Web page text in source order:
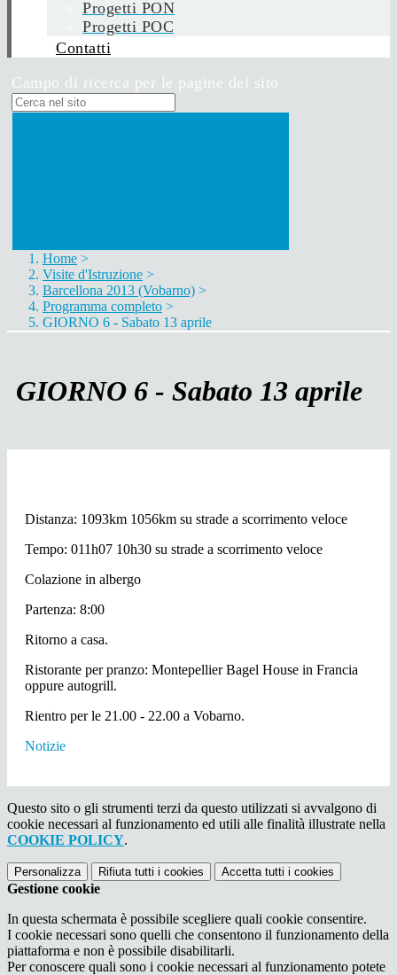
Progetti PON
Progetti POC
Contatti
Campo di ricerca per le pagine del sito
Home >
Visite d'Istruzione >
Barcellona 2013 (Vobarno) >
Programma completo >
GIORNO 6 - Sabato 13 aprile
GIORNO 6 - Sabato 13 aprile
Distanza: 1093km 1056km su strade a scorrimento veloce
Tempo: 011h07 10h30 su strade a scorrimento veloce
Colazione in albergo
Partenza: 8:00
Ritorno a casa.
Ristorante per pranzo: Montepellier Bagel House in Francia
oppure autogrill.
Rientro per le 21.00 - 22.00 a Vobarno.
Notizie
Questo sito o gli strumenti terzi da questo utilizzati si avvalgono di
cookie necessari al funzionamento ed utili alle finalità illustrate nella
COOKIE POLICY.
Personalizza Rifiuta tutti i cookies Accetta tutti i cookies
Gestione cookie
In questa schermata è possibile scegliere quali cookie consentire.
I cookie necessari sono quelli che consentono il funzionamento della
piattaforma e non è possibile disabilitarli.
Per conoscere quali sono i cookie necessari al funzionamento potete